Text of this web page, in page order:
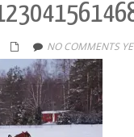
NO COMMENTS